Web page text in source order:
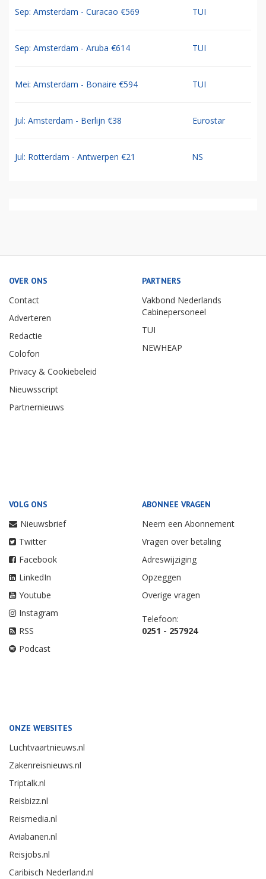
Sep: Amsterdam - Curacao €569 TUI
Sep: Amsterdam - Aruba €614 TUI
Mei: Amsterdam - Bonaire €594 TUI
Jul: Amsterdam - Berlijn €38 Eurostar
Jul: Rotterdam - Antwerpen €21 NS
OVER ONS
Contact
Adverteren
Redactie
Colofon
Privacy & Cookiebeleid
Nieuwsscript
Partnernieuws
PARTNERS
Vakbond Nederlands
Cabinepersoneel
TUI
NEWHEAP
VOLG ONS
Nieuwsbrief
Twitter
Facebook
LinkedIn
Youtube
Instagram
RSS
Podcast
ABONNEE VRAGEN
Neem een Abonnement
Vragen over betaling
Adreswijziging
Opzeggen
Overige vragen
Telefoon:
0251 - 257924
ONZE WEBSITES
Luchtvaartnieuws.nl
Zakenreisnieuws.nl
Triptalk.nl
Reisbizz.nl
Reismedia.nl
Aviabanen.nl
Reisjobs.nl
Caribisch Nederland.nl